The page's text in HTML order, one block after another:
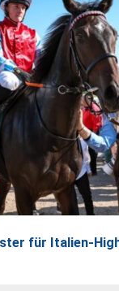
für Italien-